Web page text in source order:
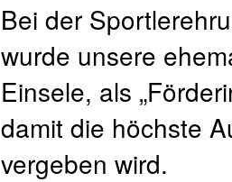
Bei der
wurde unsere
Einsele, als
damit die höchste
vergeben wird.